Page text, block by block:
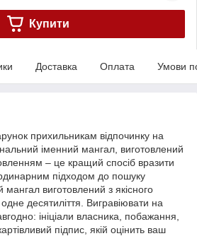
Купити
Доставка Оплата Умови
прихильникам відпочинку на
іменний мангал, виготовлений
– це кращий спосіб вразити
підходом до пошуку
мангал виготовлений з якісного
десятиліття. Вигравіювати на
ініціали власника, побажання,
підпис, якій оцінить ваш